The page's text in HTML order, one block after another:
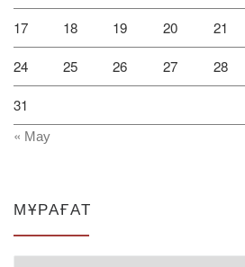
17 18 19 20 21
24 25 26 27 28
31
« Мау
МҰРАҒАТ